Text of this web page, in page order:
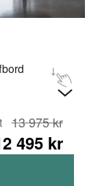
13 975 kr
495 kr